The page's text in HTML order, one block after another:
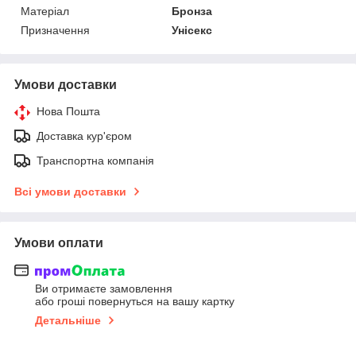
Матеріал
Бронза
Призначення
Унісекс
Умови доставки
Нова Пошта
Доставка кур'єром
Транспортна компанія
Всі умови доставки
Умови оплати
Ви отримаєте замовлення
або гроші повернуться на вашу картку
Детальніше